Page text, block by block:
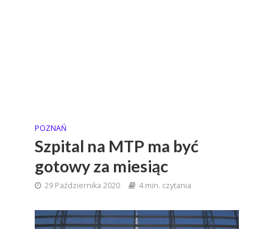
POZNAŃ
Szpital na MTP ma być
gotowy za miesiąc
29 Października 2020 4 min. czytania